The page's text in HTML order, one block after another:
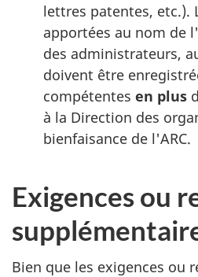
lettres patentes, etc.).
apportées au nom de
des administrateurs,
doivent être
compétentes en plus
à la Direction des
bienfaisance de l'ARC.
Exigences ou
Bien que les exigences ou